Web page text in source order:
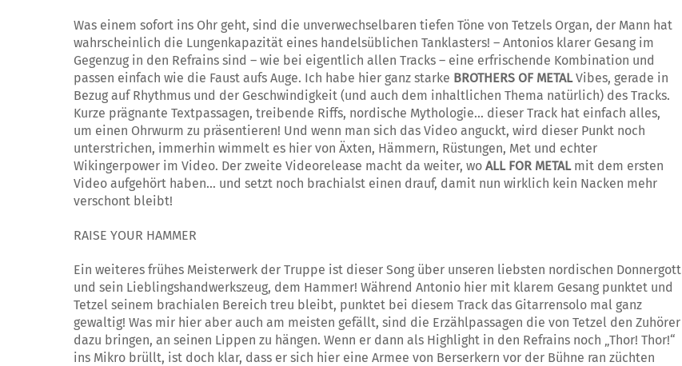
Was einem sofort ins Ohr geht, sind die unverwechselbaren tiefen Töne von Tetzels Organ, der Mann hat
wahrscheinlich die Lungenkapazität eines handelsüblichen Tanklasters! – Antonios klarer Gesang im
Gegenzug in den Refrains sind – wie bei eigentlich allen Tracks – eine erfrischende Kombination und
passen einfach wie die Faust aufs Auge. Ich habe hier ganz starke BROTHERS OF METALVibes, gerade in
Bezug auf Rhythmus und der Geschwindigkeit (und auch dem inhaltlichen Thema natürlich) des Tracks.
Kurze prägnante Textpassagen, treibende Riffs, nordische Mythologie… dieser Track hat einfach alles,
um einen Ohrwurm zu präsentieren! Und wenn man sich das Video anguckt, wird dieser Punkt noch
unterstrichen, immerhin wimmelt es hier von Äxten, Hämmern, Rüstungen, Met und echter
Wikingerpower im Video. Der zweite Videorelease macht da weiter, wo ALL FOR METALmit dem ersten
Video aufgehört haben… und setzt noch brachialst einen drauf, damit nun wirklich kein Nacken mehr
verschont bleibt!
RAISE YOUR HAMMER
Ein weiteres frühes Meisterwerk der Truppe ist dieser Song über unseren liebsten nordischen Donnergott
und sein Lieblingshandwerkszeug, dem Hammer! Während Antonio hier mit klarem Gesang punktet und
Tetzel seinem brachialen Bereich treu bleibt, punktet bei diesem Track das Gitarrensolo mal ganz
gewaltig! Was mir hier aber auch am meisten gefällt, sind die Erzählpassagen die von Tetzel den Zuhörer
dazu bringen, an seinen Lippen zu hängen. Wenn er dann als Highlight in den Refrains noch „Thor! Thor!“
ins Mikro brüllt, ist doch klar, dass er sich hier eine Armee von Berserkern vor der Bühne ran züchten